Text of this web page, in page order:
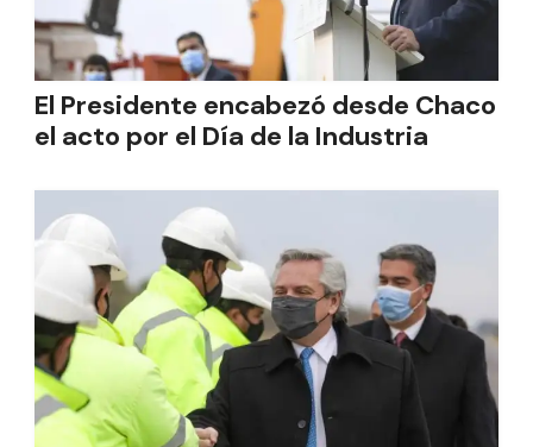
El Presidente encabezó desde Chaco
el acto por el Día de la Industria